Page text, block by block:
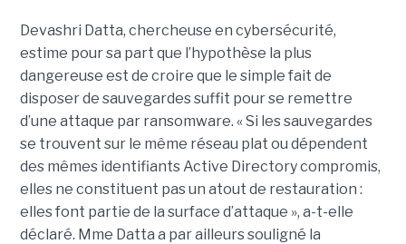
Devashri Datta, chercheuse en cybersécurité,
estime pour sa part que l’hypothèse la plus
dangereuse est de croire que le simple fait de
disposer de sauvegardes suffit pour se remettre
d’une attaque par ransomware. « Si les sauvegardes
se trouvent sur le même réseau plat ou dépendent
des mêmes identifiants Active Directory compromis,
elles ne constituent pas un atout de restauration :
elles font partie de la surface d’attaque », a-t-elle
déclaré. Mme Datta a par ailleurs souligné la